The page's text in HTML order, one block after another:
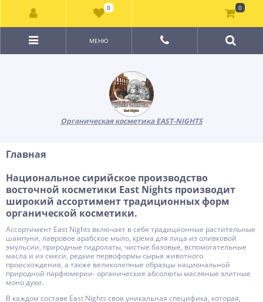
Органическая косметика EAST-NIGHTS
МЕНЮ
Главная
Национальное сирийское производство
восточной косметики East Nights производит
широкий ассортимент традиционных форм
органической косметики.
Ассортимент East Nights включает в себя традиционные растительные
шампуни, лавровое арабское мыло, крема для лица из оливковой
эмульсии, природные гидролаты, чистые базовые, вспомогательные
масла и их смеси, редкие первоформы сырья животного
происхождения, а также великолепные образцы национальной
природной парфюмерии- органические абсолюты масляные элитные
моно духи.
В каждом составе East Nights своя уникальная специфика, которая,
0 0